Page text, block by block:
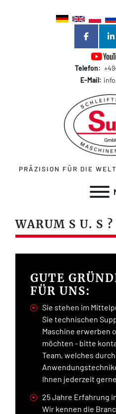
PRÄZISION FÜR DIE
Telefon:
E-Mail:
facebook
WARUM S U. S ?
GUTE
FÜR UNS:
Sie stehen im
Sie technischen
Maschine erwerben
möchten - bitte
Team, welches
Ihnen jederzeit
25 Jahre Erfahrung
Wir kennen die